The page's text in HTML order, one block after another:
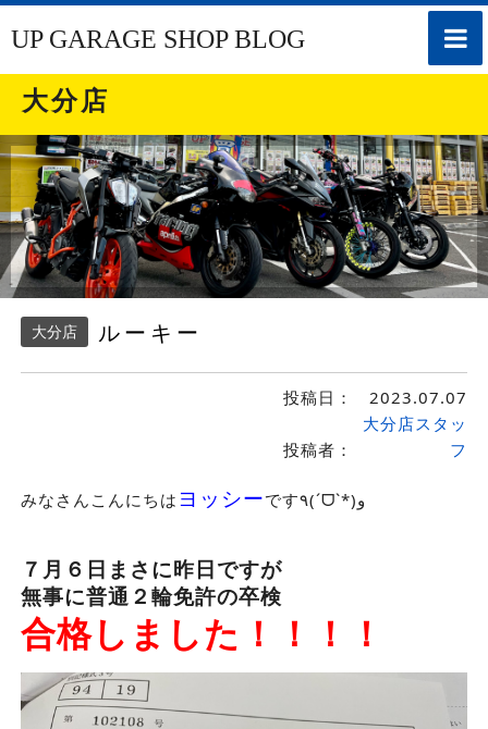
toggle
UP GARAGE SHOP BLOG
大分店
大分店 ルーキー
投稿日： 2023.07.07
投稿者：
大分店スタッ
フ
みなさんこんにちは ヨッシー です٩(ˊᗜˋ*)و
７月６日まさに昨日ですが
無事に普通２輪免許の卒検
合格しました！！！！